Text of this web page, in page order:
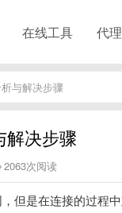
在线工具 代
与解决步骤
解决步骤
2063次阅读
但是在连接的过程